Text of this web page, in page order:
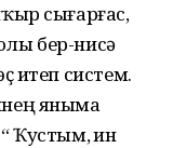
сығарғас,
бер-нисә
итеп систем.
яныма
Ҡустым, һин